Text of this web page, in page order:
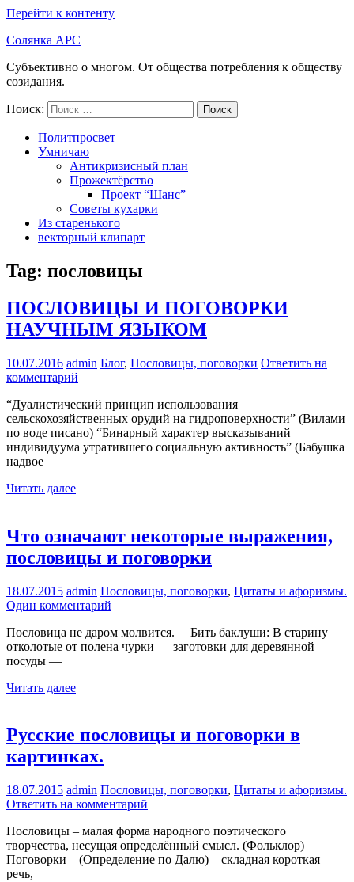
Перейти к контенту
Солянка АРС
Субъективно о многом. От общества потребления к обществу
созидания.
Поиск: Поиск
Политпросвет
Умничаю
Антикризисный план
Прожектёрство
Проект “Шанс”
Советы кухарки
Из старенького
векторный клипарт
Tag: пословицы
ПОСЛОВИЦЫ И ПОГОВОРКИ
НАУЧНЫМ ЯЗЫКОМ
10.07.2016 admin Блог, Пословицы, поговорки Ответить на
комментарий
“Дуалистический принцип использования
сельскохозяйственных орудий на гидроповерхности” (Вилами
по воде писано) “Бинарный характер высказываний
индивидуума утратившего социальную активность” (Бабушка
надвое
Читать далее
Что означают некоторые выражения,
пословицы и поговорки
18.07.2015 admin Пословицы, поговорки, Цитаты и афоризмы.
Один комментарий
Пословица не даром молвится. Бить баклуши: В старину
отколотые от полена чурки — заготовки для деревянной
посуды —
Читать далее
Русские пословицы и поговорки в
картинках.
18.07.2015 admin Пословицы, поговорки, Цитаты и афоризмы.
Ответить на комментарий
Пословицы – малая форма народного поэтического
творчества, несущая определённый смысл. (Фольклор)
Поговорки – (Определение по Далю) – складная короткая
речь,